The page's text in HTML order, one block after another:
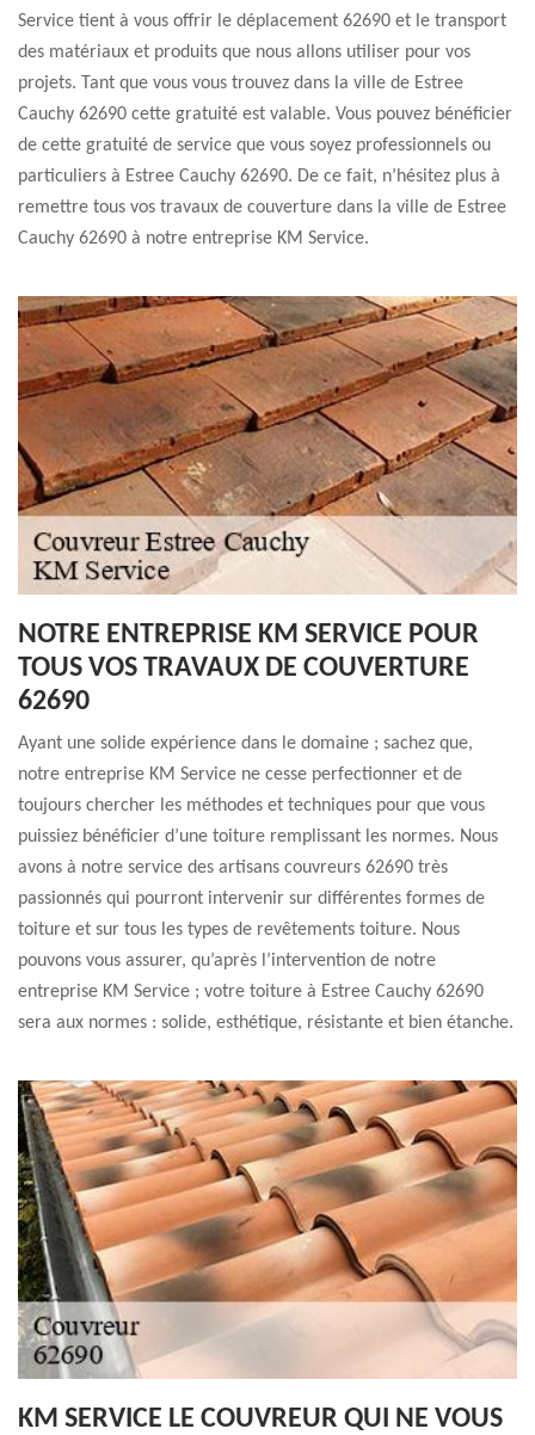
Service tient à vous offrir le déplacement 62690 et le transport
des matériaux et produits que nous allons utiliser pour vos
projets. Tant que vous vous trouvez dans la ville de Estree
Cauchy 62690 cette gratuité est valable. Vous pouvez bénéficier
de cette gratuité de service que vous soyez professionnels ou
particuliers à Estree Cauchy 62690. De ce fait, n’hésitez plus à
remettre tous vos travaux de couverture dans la ville de Estree
Cauchy 62690 à notre entreprise KM Service.
NOTRE ENTREPRISE KM SERVICE POUR
TOUS VOS TRAVAUX DE COUVERTURE
62690
Ayant une solide expérience dans le domaine ; sachez que,
notre entreprise KM Service ne cesse perfectionner et de
toujours chercher les méthodes et techniques pour que vous
puissiez bénéficier d’une toiture remplissant les normes. Nous
avons à notre service des artisans couvreurs 62690 très
passionnés qui pourront intervenir sur différentes formes de
toiture et sur tous les types de revêtements toiture. Nous
pouvons vous assurer, qu’après l’intervention de notre
entreprise KM Service ; votre toiture à Estree Cauchy 62690
sera aux normes : solide, esthétique, résistante et bien étanche.
KM SERVICE LE COUVREUR QUI NE VOUS